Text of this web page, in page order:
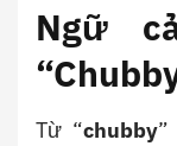
Ngữ
Từ “chubby”